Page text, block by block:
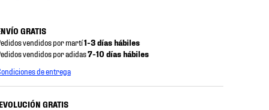
GRATIS
vendidos por martí1-3 días hábiles
vendidos por adidas7-10 días hábiles
de entrega
GRATIS